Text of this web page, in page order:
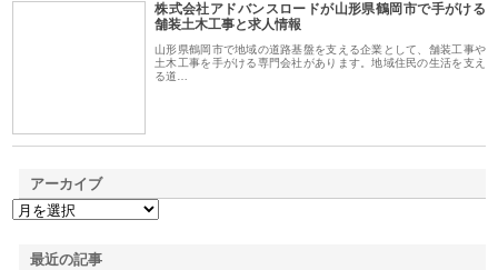
株式会社アドバンスロードが山形県鶴岡市で手がける
舗装土木工事と求人情報
山形県鶴岡市で地域の道路基盤を支える企業として、舗装工事や
土木工事を手がける専門会社があります。地域住民の生活を支え
る道…
アーカイブ
最近の記事